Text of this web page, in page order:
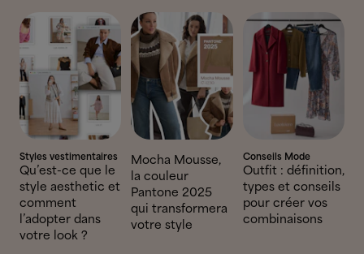
Styles vestimentaires
Qu’est-ce que le
style aesthetic et
comment
l’adopter dans
votre look ?
Mocha Mousse,
la couleur
Pantone 2025
qui transformera
votre style
Conseils Mode
Outfit : définition,
types et conseils
pour créer vos
combinaisons